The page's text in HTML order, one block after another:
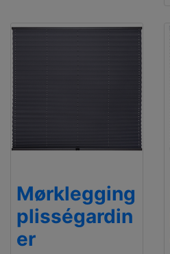
Mørklegging
plisségardin
er